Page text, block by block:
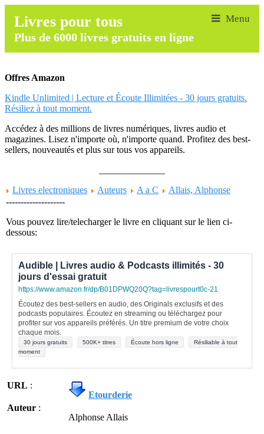
Livres pour tous
Plus de 6000 livres gratuits en ligne
Offres Amazon
Kindle Unlimited | Lecture et Écoute Illimitées - 30 jours gratuits.
Résiliez à tout moment.
Accédez à des millions de livres numériques, livres audio et
magazines. Lisez n'importe où, n'importe quand. Profitez des best-
sellers, nouveautés et plus sur tous vos appareils.
Livres electroniques
Auteurs A a C
Allais, Alphonse
--------------------
Vous pouvez lire/telecharger le livre en cliquant sur le lien ci-
dessous:
Audible | Livres audio & Podcasts illimités - 30
jours d'essai gratuit
https://www.amazon.fr/dp/B01DPWQ20Q?tag=livrespourt0c-21
Écoutez des best-sellers en audio, des Originals exclusifs et des
podcasts populaires. Écoutez en streaming ou téléchargez pour
profiter sur vos appareils préférés. Un titre premium de votre choix
chaque mois.
30 jours gratuits 500K+ titres Écoute hors ligne
Résiliable à tout
moment
URL :
Etourderie
Auteur :
Alphonse Allais